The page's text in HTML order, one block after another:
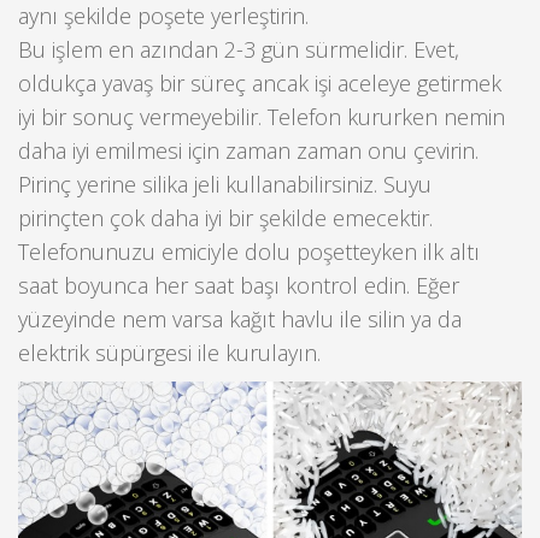
aynı şekilde poşete yerleştirin.
Bu işlem en azından 2-3 gün sürmelidir. Evet,
oldukça yavaş bir süreç ancak işi aceleye getirmek
iyi bir sonuç vermeyebilir. Telefon kururken nemin
daha iyi emilmesi için zaman zaman onu çevirin.
Pirinç yerine silika jeli kullanabilirsiniz. Suyu
pirinçten çok daha iyi bir şekilde emecektir.
Telefonunuzu emiciyle dolu poşetteyken ilk altı
saat boyunca her saat başı kontrol edin. Eğer
yüzeyinde nem varsa kağıt havlu ile silin ya da
elektrik süpürgesi ile kurulayın.